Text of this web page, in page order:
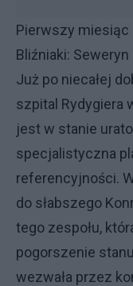
Pierwszy miesiąc
Bliźniaki:
Już po niecałej
szpital Rydygiera
jest w stanie
specjalistyczna
referencyjności.
do słabszego
tego zespołu,
pogorszenie
wezwała przez